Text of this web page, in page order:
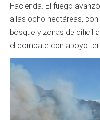
Hacienda. El fuego
a las ocho hectáreas,
bosque y zonas de difícil
el combate con apoyo